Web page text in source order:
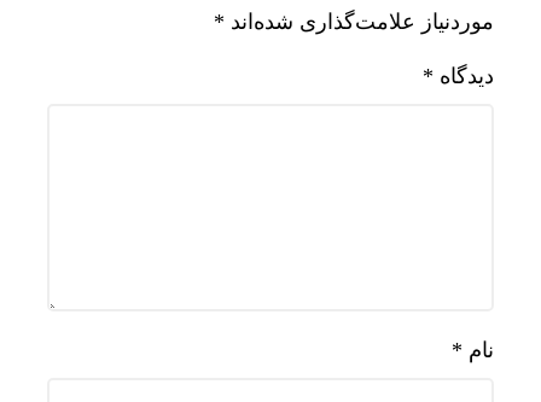
موردنیاز علامت‌گذاری شده‌اند *
دیدگاه *
نام *